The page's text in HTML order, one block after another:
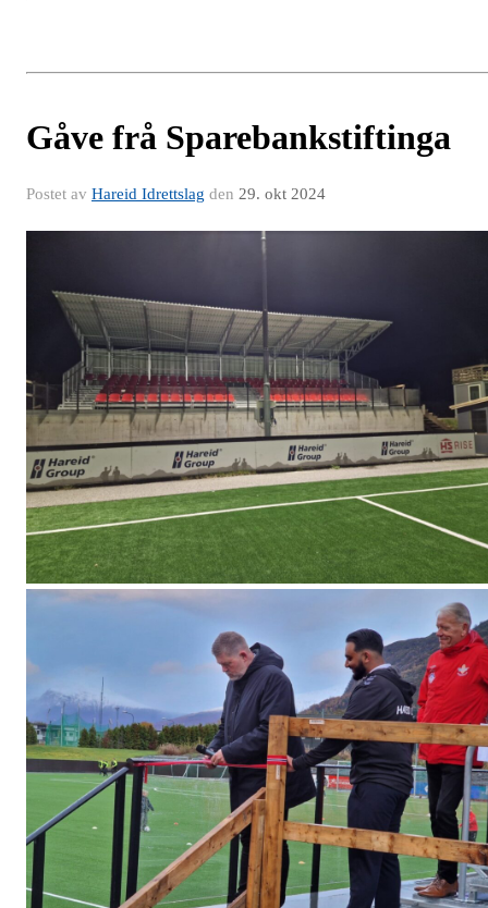
Gåve frå Sparebankstiftinga
Postet av Hareid Idrettslag den 29. okt 2024